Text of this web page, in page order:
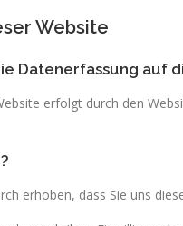
Website
Datenerfassung auf
erfolgt durch den
erhoben, dass Sie uns